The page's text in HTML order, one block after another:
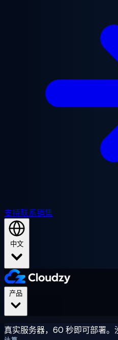
支持联系销售
中文
真实服务器，60 秒即可部署。